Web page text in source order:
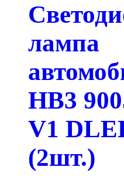
лампа
HB3
V1
(2шт.)